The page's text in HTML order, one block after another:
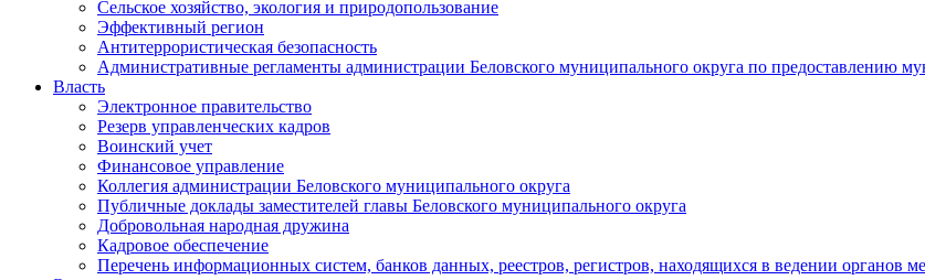
Сельское хозяйство, экология и природопользование
Эффективный регион
Антитеррористическая безопасность
Административные регламенты администрации Беловского муниципального округа по предоставлению
Власть
Электронное правительство
Резерв управленческих кадров
Воинский учет
Финансовое управление
Коллегия администрации Беловского муниципального округа
Публичные доклады заместителей главы Беловского муниципального округа
Добровольная народная дружина
Кадровое обеспечение
Перечень информационных систем, банков данных, реестров, регистров, находящихся в ведении органов